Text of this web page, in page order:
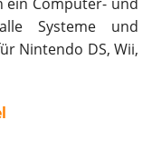
Systeme und
Nintendo DS, Wii,